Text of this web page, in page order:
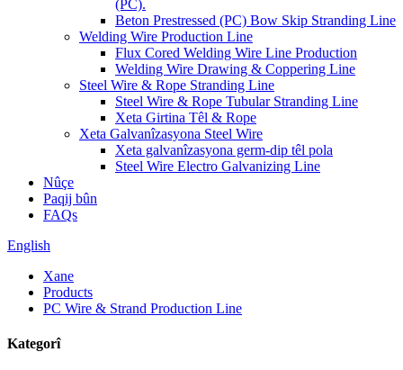
(PC).
Beton Prestressed (PC) Bow Skip Stranding Line
Welding Wire Production Line
Flux Cored Welding Wire Line Production
Welding Wire Drawing & Coppering Line
Steel Wire & Rope Stranding Line
Steel Wire & Rope Tubular Stranding Line
Xeta Girtina Têl & Rope
Xeta Galvanîzasyona Steel Wire
Xeta galvanîzasyona germ-dip têl pola
Steel Wire Electro Galvanizing Line
Nûçe
Paqij bûn
FAQs
English
Xane
Products
PC Wire & Strand Production Line
Kategorî